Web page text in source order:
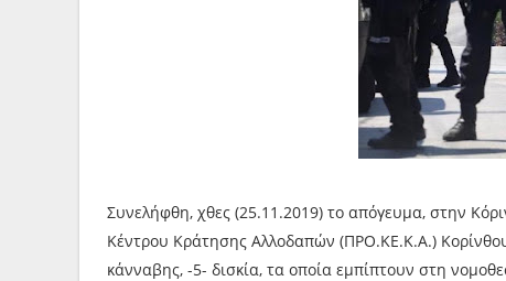
Συνελήφθη, χθες (25.11.2019) το απόγευμα, στην
Κέντρου Κράτησης Αλλοδαπών (ΠΡΟ.ΚΕ.Κ.Α.)
κάνναβης, -5- δισκία, τα οποία εμπίπτουν στη